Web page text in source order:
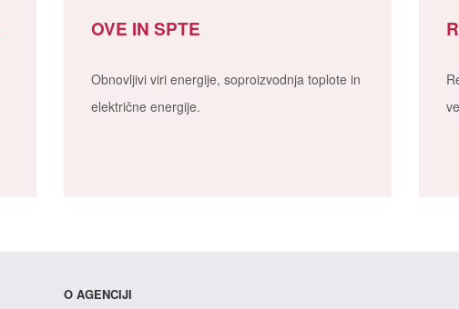
OVE IN SPTE
Obnovljivi viri energije, soproizvodnja toplote in
električne energije.
O AGENCIJI